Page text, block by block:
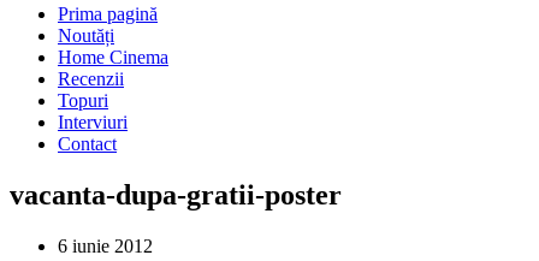
Prima pagină
Noutăți
Home Cinema
Recenzii
Topuri
Interviuri
Contact
vacanta-dupa-gratii-poster
6 iunie 2012